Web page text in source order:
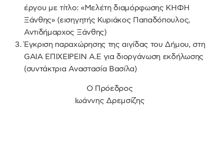
έργου με τίτλο: «Μελέτη διαμόρφωσης ΚΗΦΗ
Ξάνθης» (εισηγητής Κυριάκος Παπαδόπουλος,
Αντιδήμαρχος Ξάνθης)
Έγκριση παραχώρησης της αιγίδας του Δήμου, στη
GAIA ΕΠΙΧΕΙΡΕΙΝ Α.Ε για διοργάνωση εκδήλωσης
(συντάκτρια Αναστασία Βασίλα)
Ο Πρόεδρος
Ιωάννης Δρεμσίζης